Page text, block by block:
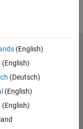
(English)
(English)
(Deutsch)
(English)
(English)
Richtlinien
Website auswählen
Deutschland